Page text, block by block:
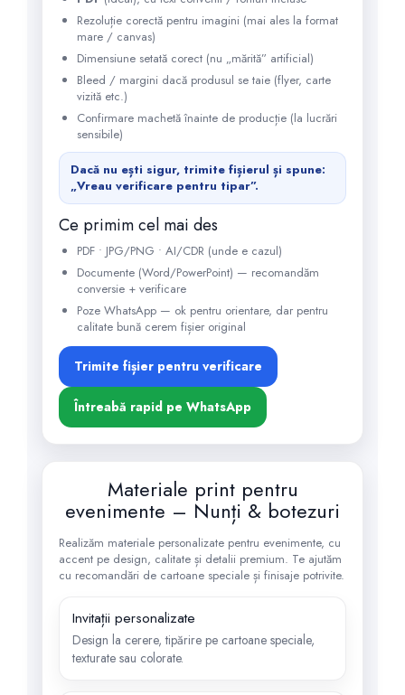
Rezoluție corectă pentru imagini (mai ales la format
mare / canvas)
Dimensiune setată corect (nu „mărită” artificial)
Bleed / margini dacă produsul se taie (flyer, carte
vizită etc.)
Confirmare machetă înainte de producție (la lucrări
sensibile)
Dacă nu ești sigur, trimite fișierul și spune:
„Vreau verificare pentru tipar”.
Ce primim cel mai des
PDF • JPG/PNG • AI/CDR (unde e cazul)
Documente (Word/PowerPoint) — recomandăm
conversie + verificare
Poze WhatsApp — ok pentru orientare, dar pentru
calitate bună cerem fișier original
Trimite fișier pentru verificare
Întreabă rapid pe WhatsApp
Materiale print pentru
evenimente – Nunți & botezuri
Realizăm materiale personalizate pentru evenimente, cu
accent pe design, calitate și detalii premium. Te ajutăm
cu recomandări de cartoane speciale și finisaje potrivite.
Invitații personalizate
Design la cerere, tipărire pe cartoane speciale,
texturate sau colorate.